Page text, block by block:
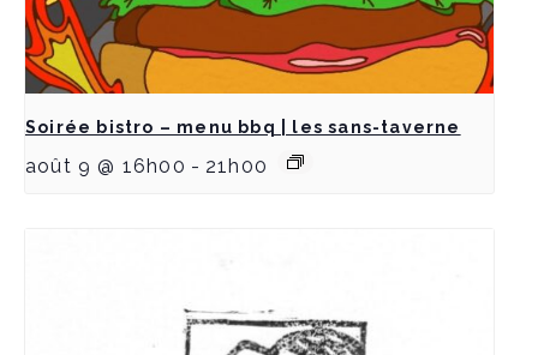
Soirée bistro – menu bbq | les sans-taverne
août 9 @ 16h00 - 21h00